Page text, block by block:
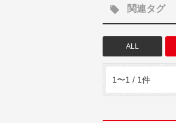
関連タグ
ALL
1〜1 / 1件